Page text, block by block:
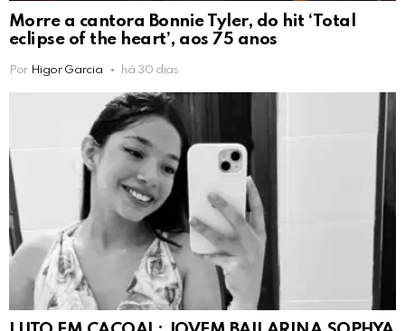
Morre a cantora Bonnie Tyler, do hit ‘Total
eclipse of the heart’, aos 75 anos
Por Higor Garcia há 30 dias